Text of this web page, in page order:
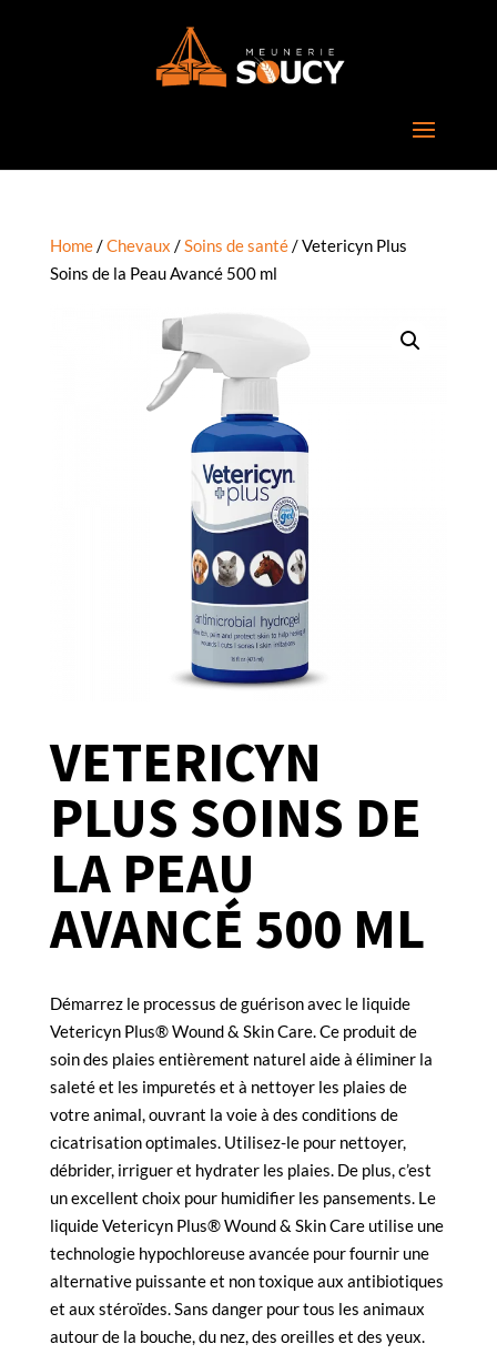
Home/Chevaux /Soins de santé/ Vetericyn Plus
Soins de la Peau Avancé 500 ml
VETERICYN
PLUS SOINS DE
LA PEAU
AVANCÉ 500 ML
Démarrez le processus de guérison avec le liquide
Vetericyn Plus® Wound & Skin Care. Ce produit de
soin des plaies entièrement naturel aide à éliminer la
saleté et les impuretés et à nettoyer les plaies de
votre animal, ouvrant la voie à des conditions de
cicatrisation optimales. Utilisez-le pour nettoyer,
débrider, irriguer et hydrater les plaies. De plus, c’est
un excellent choix pour humidifier les pansements. Le
liquide Vetericyn Plus® Wound & Skin Care utilise une
technologie hypochloreuse avancée pour fournir une
alternative puissante et non toxique aux antibiotiques
et aux stéroïdes. Sans danger pour tous les animaux
autour de la bouche, du nez, des oreilles et des yeux.